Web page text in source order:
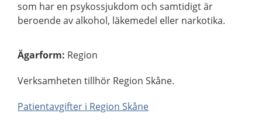
som har en psykossjukdom och samtidigt är
beroende av alkohol, läkemedel eller narkotika.
Ägarform: Region
Verksamheten tillhör Region Skåne.
Patientavgifter i Region Skåne